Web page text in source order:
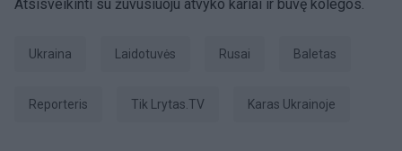
Atsisveikinti su žuvusiuoju atvyko kariai ir buvę kolegos.
Ukraina laidotuvės rusai Baletas
Reporteris tik Lrytas.TV karas Ukrainoje